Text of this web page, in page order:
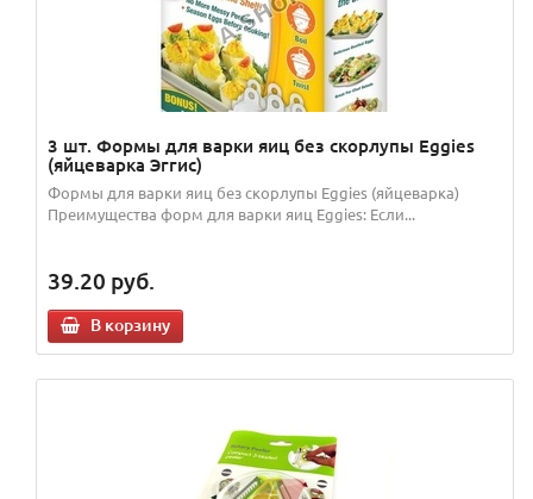
3 шт. Формы для варки яиц без скорлупы Eggies
(яйцеварка Эггис)
Формы для варки яиц без скорлупы Eggies (яйцеварка)
Преимущества форм для варки яиц Eggies: Если...
39.20 руб.
В корзину